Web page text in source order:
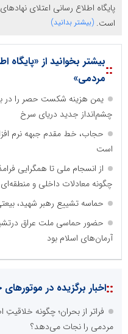
پایگاه اطلاع رسانی اعتلای
است. (بیشتر بدانید)
::بیشتر بخوانید از «پایگاه
مردمی»
یمن هزینه شکست حصر را در
چشم‌انداز جدید دریای سرخ
حجاب، خط مقدم جبهه نرم
است
از انسجام ملی تا همگرایی
چگونه معادلات داخلی و منطقه‌ای
حماسه تشییع رهبر شهید،
حضور حماسی ملت عراق
آرمان‌های اسلام بود
::اخبار برگزیده در
فراتر از بحران؛ چگونه خلاقیتِ
مردمی را نجات می‌دهد؟